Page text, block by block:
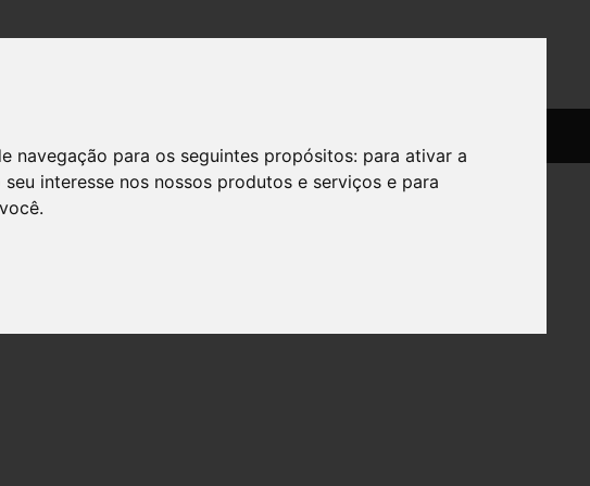
navegação para os seguintes propósitos: para ativar a
interesse nos nossos produtos e serviços e para
.